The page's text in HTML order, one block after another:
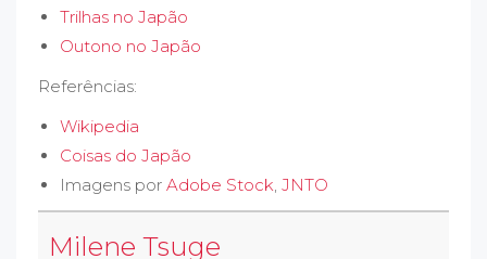
Trilhas no Japão
Outono no Japão
Referências:
Wikipedia
Coisas do Japão
Imagens por Adobe Stock, JNTO
Milene Tsuge